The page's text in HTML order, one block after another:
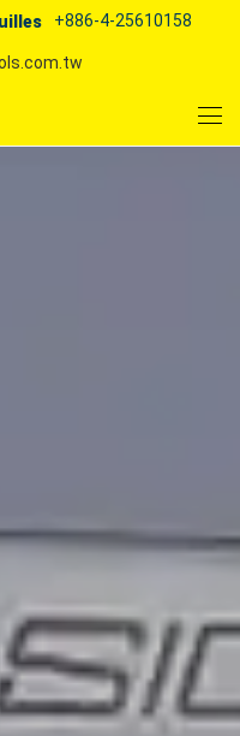
+886-4-25610158